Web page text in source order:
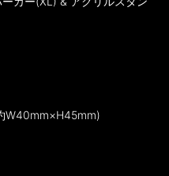
W40mm×H45mm)